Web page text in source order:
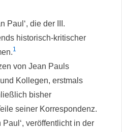
Paul‘, die der III.
historisch-kritischer
1
von Jean Pauls
Kollegen, erstmals
bisher
seiner Korrespondenz.
Paul‘, veröffentlicht in der